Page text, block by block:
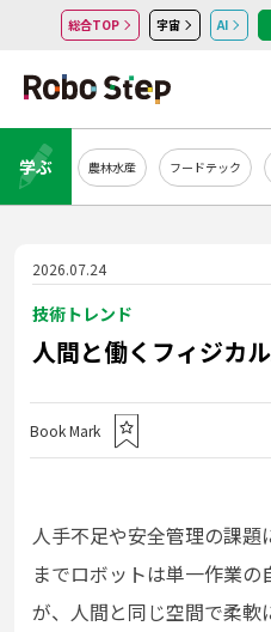
総合TOP 宇宙 AI
学ぶ 農林水産 フードテック
2026.07.24
技術トレンド
人間と働くフィジカ
Book Mark
人手不足や安全管理の課
までロボットは単一作業の
が、人間と同じ空間で柔